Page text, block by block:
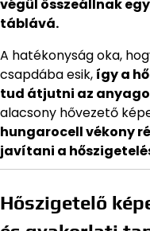
végül összeállnak
táblává.
A hatékonyság oka,
csapdába esik, így a
tud átjutni az
alacsony hővezető
hungarocell vékony
javítani a
Hőszigetelő